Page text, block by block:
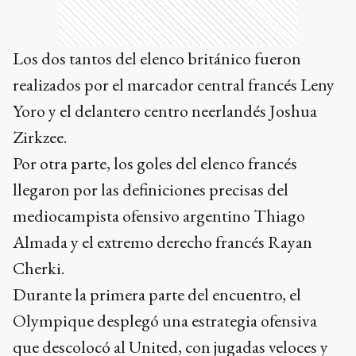
Los dos tantos del elenco británico fueron
realizados por el marcador central francés Leny
Yoro y el delantero centro neerlandés Joshua
Zirkzee.
Por otra parte, los goles del elenco francés
llegaron por las definiciones precisas del
mediocampista ofensivo argentino Thiago
Almada y el extremo derecho francés Rayan
Cherki.
Durante la primera parte del encuentro, el
Olympique desplegó una estrategia ofensiva
que descolocó al United, con jugadas veloces y